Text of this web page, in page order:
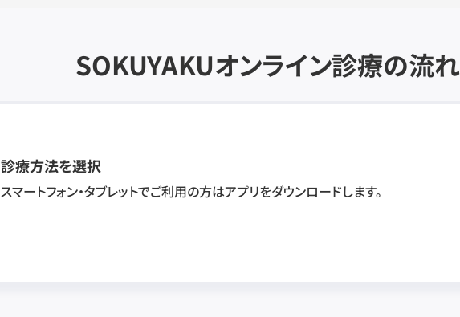
SOKUYAKUオンライン診療の流れ
診療方法を選択
スマートフォン・タブレットでご利用の方はアプリをダウンロードします。